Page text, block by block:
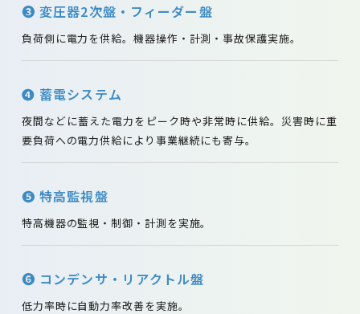
❸ 変圧器2次盤・フィーダー盤
負荷側に電力を供給。機器操作・計測・事故保護実施。
❹ 蓄電システム
夜間などに蓄えた電力をピーク時や非常時に供給。災害時に重
要負荷への電力供給により事業継続にも寄与。
❺ 特高監視盤
特高機器の監視・制御・計測を実施。
❻ コンデンサ・リアクトル盤
低力率時に自動力率改善を実施。